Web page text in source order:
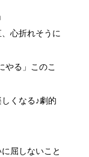
心折れそうに
やる」このこ
くなる♪劇的
屈しないこと